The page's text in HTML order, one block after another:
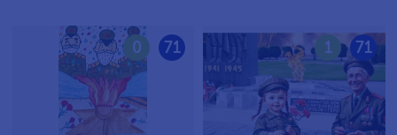
71
0 71
1